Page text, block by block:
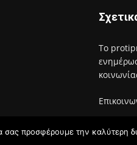
Το
προσφέρουμε την καλύτερη